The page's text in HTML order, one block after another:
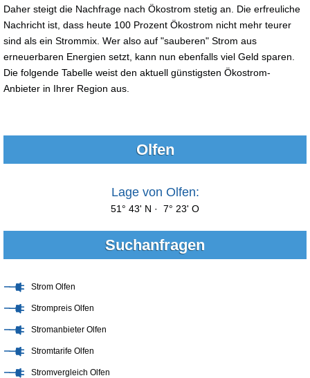
Daher steigt die Nachfrage nach Ökostrom stetig an. Die erfreuliche
Nachricht ist, dass heute 100 Prozent Ökostrom nicht mehr teurer
sind als ein Strommix. Wer also auf "sauberen" Strom aus
erneuerbaren Energien setzt, kann nun ebenfalls viel Geld sparen.
Die folgende Tabelle weist den aktuell günstigsten Ökostrom-
Anbieter in Ihrer Region aus.
Olfen
Lage von Olfen:
51° 43' N · 7° 23' O
Suchanfragen
Strom Olfen
Strompreis Olfen
Stromanbieter Olfen
Stromtarife Olfen
Stromvergleich Olfen